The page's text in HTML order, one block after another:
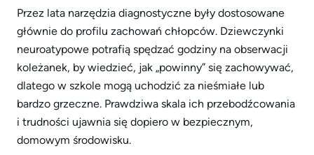
Przez lata narzędzia diagnostyczne były dostosowane
głównie do profilu zachowań chłopców. Dziewczynki
neuroatypowe potrafią spędzać godziny na obserwacji
koleżanek, by wiedzieć, jak „powinny” się zachowywać,
dlatego w szkole mogą uchodzić za nieśmiałe lub
bardzo grzeczne. Prawdziwa skala ich przebodźcowania
i trudności ujawnia się dopiero w bezpiecznym,
domowym środowisku.